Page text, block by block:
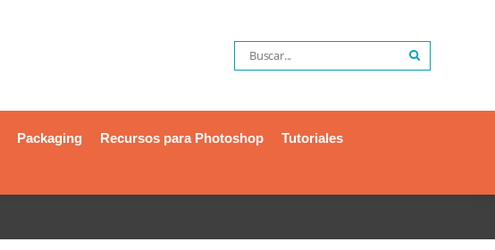
Packaging Recursos para Photoshop
Tutoriales